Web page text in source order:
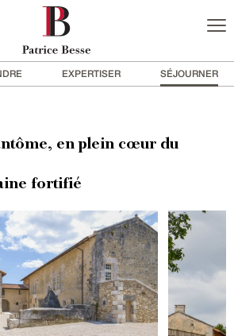
EXPERTISER SÉJOURNER
en plein cœur du
fortifié